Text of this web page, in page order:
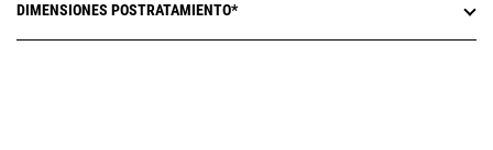
DIMENSIONES POSTRATAMIENTO*